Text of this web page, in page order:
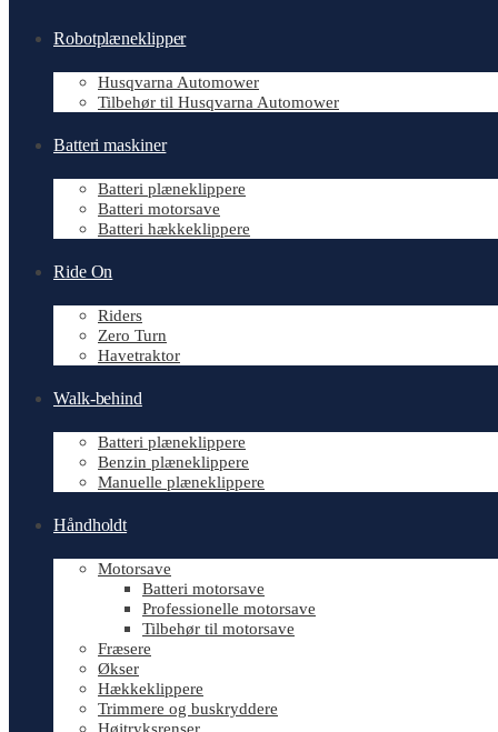
Robotplæneklipper
Husqvarna Automower
Tilbehør til Husqvarna Automower
Batteri maskiner
Batteri plæneklippere
Batteri motorsave
Batteri hækkeklippere
Ride On
Riders
Zero Turn
Havetraktor
Walk-behind
Batteri plæneklippere
Benzin plæneklippere
Manuelle plæneklippere
Håndholdt
Motorsave
Batteri motorsave
Professionelle motorsave
Tilbehør til motorsave
Fræsere
Økser
Hækkeklippere
Trimmere og buskryddere